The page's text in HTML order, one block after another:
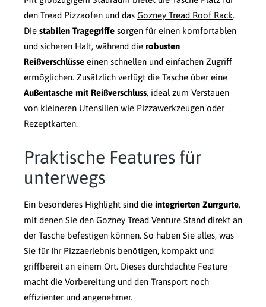
den Tread Pizzaofen und das Gozney Tread Roof Rack.
Die stabilen Tragegriffe sorgen für einen komfortablen
und sicheren Halt, während die robusten
Reißverschlüsse einen schnellen und einfachen Zugriff
ermöglichen. Zusätzlich verfügt die Tasche über eine
Außentasche mit Reißverschluss, ideal zum Verstauen
von kleineren Utensilien wie Pizzawerkzeugen oder
Rezeptkarten.
Praktische Features für
unterwegs
Ein besonderes Highlight sind die integrierten Zurrgurte,
mit denen Sie den Gozney Tread Venture Stand direkt an
der Tasche befestigen können. So haben Sie alles, was
Sie für Ihr Pizzaerlebnis benötigen, kompakt und
griffbereit an einem Ort. Dieses durchdachte Feature
macht die Vorbereitung und den Transport noch
effizienter und angenehmer.